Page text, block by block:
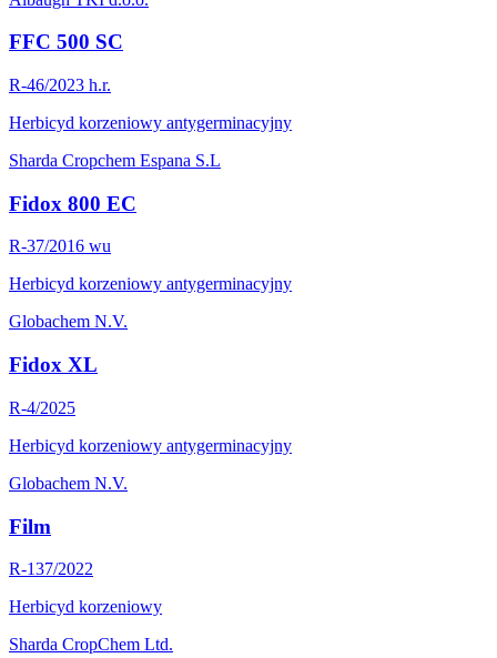
FFC 500 SC
R-46/2023 h.r.
Herbicyd korzeniowy antygerminacyjny
Sharda Cropchem Espana S.L
Fidox 800 EC
R-37/2016 wu
Herbicyd korzeniowy antygerminacyjny
Globachem N.V.
Fidox XL
R-4/2025
Herbicyd korzeniowy antygerminacyjny
Globachem N.V.
Film
R-137/2022
Herbicyd korzeniowy
Sharda CropChem Ltd.